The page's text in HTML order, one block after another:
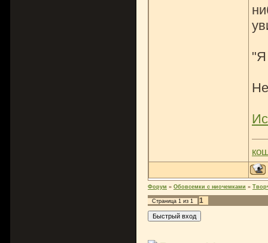
"Я
Форум » Обовсемки с ниочемками »
Страница 1 из 1 1